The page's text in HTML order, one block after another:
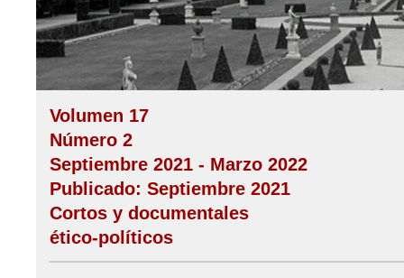
Volumen 17
Número 2
Septiembre 2021 - Marzo 2022
Publicado: Septiembre 2021
Cortos y documentales
ético-políticos